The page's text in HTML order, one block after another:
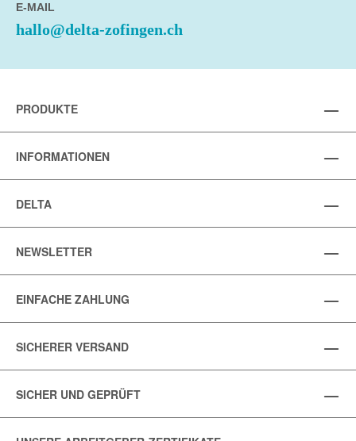
E-MAIL
hallo@delta-zofingen.ch
PRODUKTE
INFORMATIONEN
DELTA
NEWSLETTER
EINFACHE ZAHLUNG
SICHERER VERSAND
SICHER UND GEPRÜFT